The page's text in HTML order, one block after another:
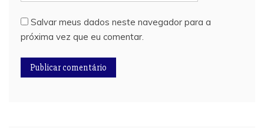
Salvar meus dados neste navegador para a
próxima vez que eu comentar.